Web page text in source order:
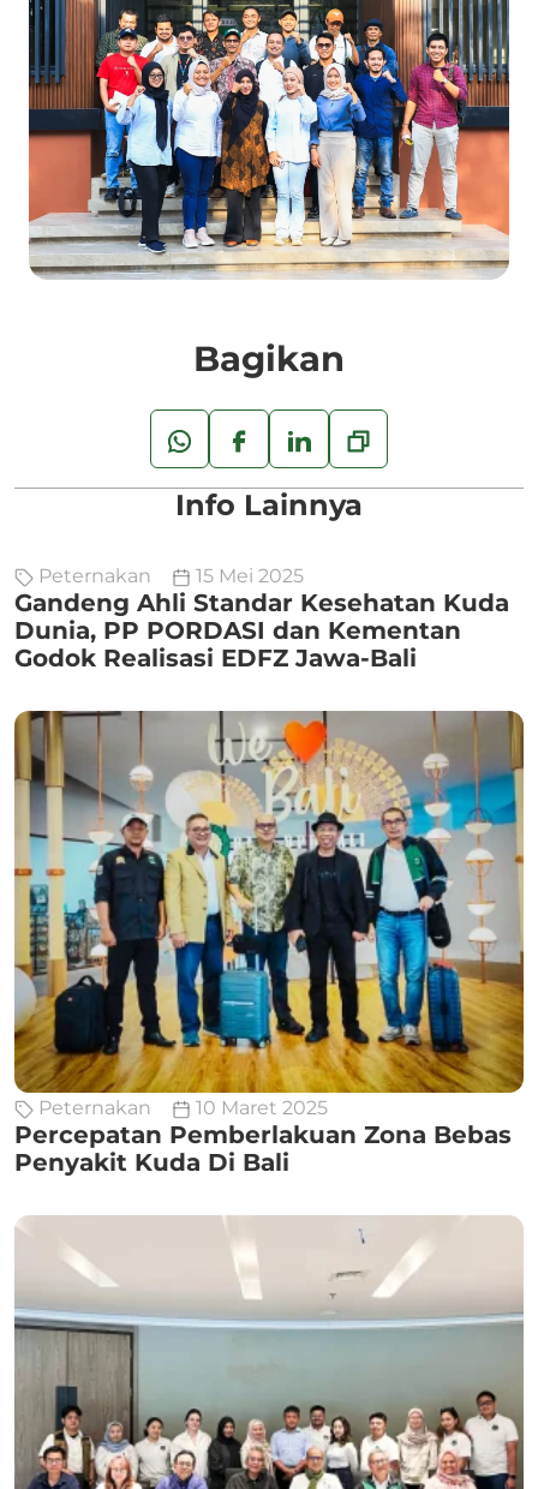
Bagikan
Info Lainnya
Peternakan 15 Mei 2025
Gandeng Ahli Standar Kesehatan Kuda
Dunia, PP PORDASI dan Kementan
Godok Realisasi EDFZ Jawa-Bali
Peternakan 10 Maret 2025
Percepatan Pemberlakuan Zona Bebas
Penyakit Kuda Di Bali